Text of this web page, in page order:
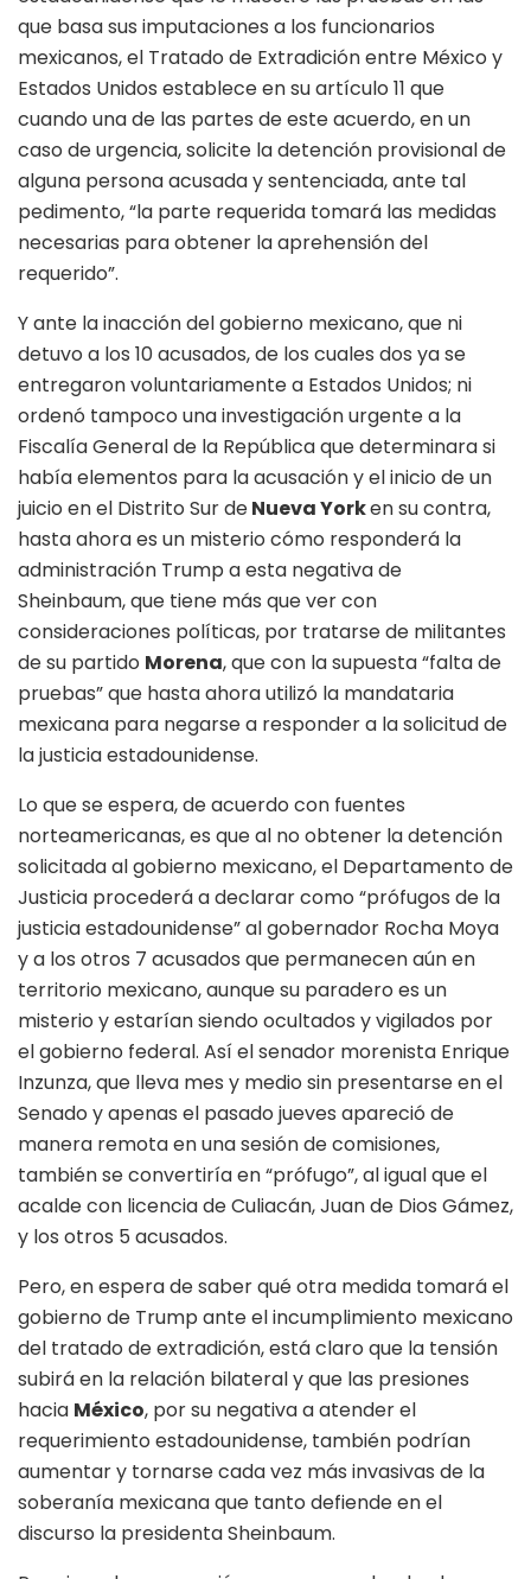
que basa sus imputaciones a los funcionarios
mexicanos, el Tratado de Extradición entre México y
Estados Unidos establece en su artículo 11 que
cuando una de las partes de este acuerdo, en un
caso de urgencia, solicite la detención provisional de
alguna persona acusada y sentenciada, ante tal
pedimento, “la parte requerida tomará las medidas
necesarias para obtener la aprehensión del
requerido”.
Y ante la inacción del gobierno mexicano, que ni
detuvo a los 10 acusados, de los cuales dos ya se
entregaron voluntariamente a Estados Unidos; ni
ordenó tampoco una investigación urgente a la
Fiscalía General de la República que determinara si
había elementos para la acusación y el inicio de un
juicio en el Distrito Sur deNueva Yorken su contra,
hasta ahora es un misterio cómo responderá la
administración Trump a esta negativa de
Sheinbaum, que tiene más que ver con
consideraciones políticas, por tratarse de militantes
de su partido Morena, que con la supuesta “falta de
pruebas” que hasta ahora utilizó la mandataria
mexicana para negarse a responder a la solicitud de
la justicia estadounidense.
Lo que se espera, de acuerdo con fuentes
norteamericanas, es que al no obtener la detención
solicitada al gobierno mexicano, el Departamento de
Justicia procederá a declarar como “prófugos de la
justicia estadounidense” al gobernador Rocha Moya
y a los otros 7 acusados que permanecen aún en
territorio mexicano, aunque su paradero es un
misterio y estarían siendo ocultados y vigilados por
el gobierno federal. Así el senador morenista Enrique
Inzunza, que lleva mes y medio sin presentarse en el
Senado y apenas el pasado jueves apareció de
manera remota en una sesión de comisiones,
también se convertiría en “prófugo”, al igual que el
acalde con licencia de Culiacán, Juan de Dios Gámez,
y los otros 5 acusados.
Pero, en espera de saber qué otra medida tomará el
gobierno de Trump ante el incumplimiento mexicano
del tratado de extradición, está claro que la tensión
subirá en la relación bilateral y que las presiones
hacia México, por su negativa a atender el
requerimiento estadounidense, también podrían
aumentar y tornarse cada vez más invasivas de la
soberanía mexicana que tanto defiende en el
discurso la presidenta Sheinbaum.